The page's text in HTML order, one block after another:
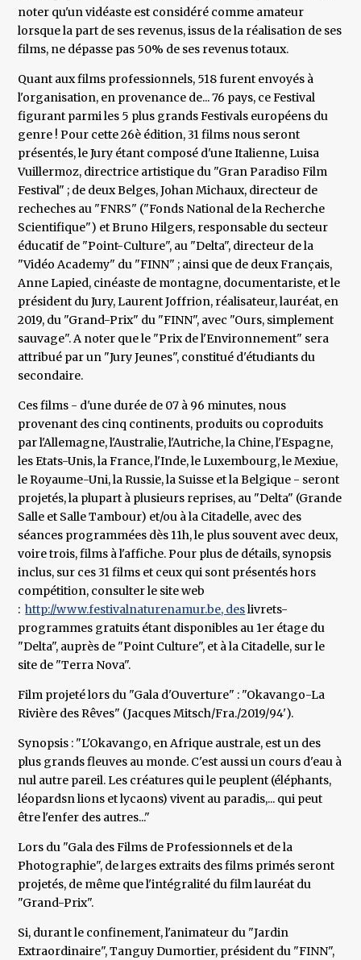
noter qu'un vidéaste est considéré comme amateur
lorsque la part de ses revenus, issus de la réalisation de ses
films, ne dépasse pas 50% de ses revenus totaux.
Quant aux films professionnels, 518 furent envoyés à
l'organisation, en provenance de... 76 pays, ce Festival
figurant parmi les 5 plus grands Festivals européens du
genre ! Pour cette 26è édition, 31 films nous seront
présentés, le Jury étant composé d'une Italienne, Luisa
Vuillermoz, directrice artistique du "Gran Paradiso Film
Festival" ; de deux Belges, Johan Michaux, directeur de
recheches au "FNRS" ("Fonds National de la Recherche
Scientifique") et Bruno Hilgers, responsable du secteur
éducatif de "Point-Culture", au "Delta", directeur de la
"Vidéo Academy" du "FINN" ; ainsi que de deux Français,
Anne Lapied, cinéaste de montagne, documentariste, et le
président du Jury, Laurent Joffrion, réalisateur, lauréat, en
2019, du "Grand-Prix" du "FINN", avec "Ours, simplement
sauvage". A noter que le "Prix de l'Environnement" sera
attribué par un "Jury Jeunes", constitué d'étudiants du
secondaire.
Ces films - d'une durée de 07 à 96 minutes, nous
provenant des cinq continents, produits ou coproduits
par l'Allemagne, l'Australie, l'Autriche, la Chine, l'Espagne,
les Etats-Unis, la France, l'Inde, le Luxembourg, le Mexiue,
le Royaume-Uni, la Russie, la Suisse et la Belgique - seront
projetés, la plupart à plusieurs reprises, au "Delta" (Grande
Salle et Salle Tambour) et/ou à la Citadelle, avec des
séances programmées dès 11h, le plus souvent avec deux,
voire trois, films à l'affiche. Pour plus de détails, synopsis
inclus, sur ces 31 films et ceux qui sont présentés hors
compétition, consulter le site web
:http://www.festivalnaturenamur.be, deslivrets-
programmes gratuits étant disponibles au 1er étage du
"Delta", auprès de "Point Culture", et à la Citadelle, sur le
site de "Terra Nova".
Film projeté lors du "Gala d'Ouverture" : "Okavango-La
Rivière des Rêves" (Jacques Mitsch/Fra./2019/94').
Synopsis : "L'Okavango, en Afrique australe, est un des
plus grands fleuves au monde. C'est aussi un cours d'eau à
nul autre pareil. Les créatures qui le peuplent (éléphants,
léopardsn lions et lycaons) vivent au paradis,... qui peut
être l'enfer des autres..."
Lors du "Gala des Films de Professionnels et de la
Photographie", de larges extraits des films primés seront
projetés, de même que l'intégralité du film lauréat du
"Grand-Prix".
Si, durant le confinement, l'animateur du "Jardin
Extraordinaire", Tanguy Dumortier, président du "FINN",